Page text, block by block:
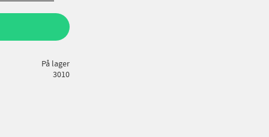
På lager
3010